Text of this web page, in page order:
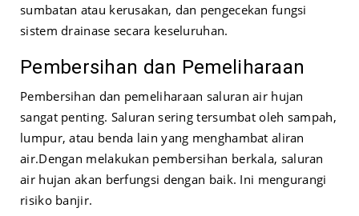
sumbatan atau kerusakan, dan pengecekan fungsi
sistem drainase secara keseluruhan.
Pembersihan dan Pemeliharaan
Pembersihan dan pemeliharaan saluran air hujan
sangat penting. Saluran sering tersumbat oleh sampah,
lumpur, atau benda lain yang menghambat aliran
air.Dengan melakukan pembersihan berkala, saluran
air hujan akan berfungsi dengan baik. Ini mengurangi
risiko banjir.